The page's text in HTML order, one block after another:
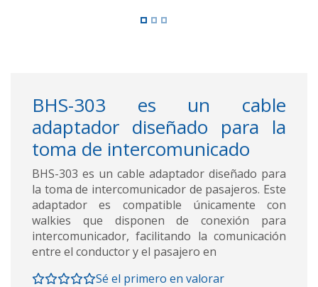
BHS-303 es un cable
adaptador diseñado para la
toma de intercomunicado
BHS-303 es un cable adaptador diseñado para
la toma de intercomunicador de pasajeros. Este
adaptador es compatible únicamente con
walkies que disponen de conexión para
intercomunicador, facilitando la comunicación
entre el conductor y el pasajero en
Sé el primero en valorar